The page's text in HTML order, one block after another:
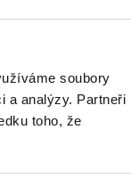
soubory
a analýzy. Partneři
toho, že